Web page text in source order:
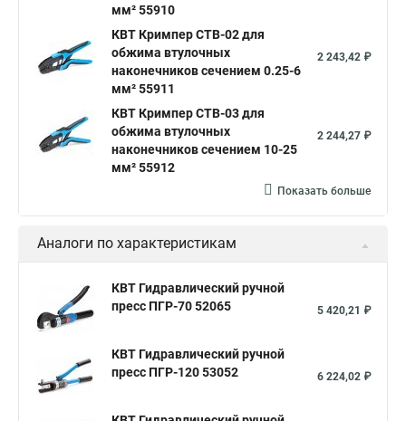
мм² 55910
КВТ Кримпер CTB-02 для
обжима втулочных
наконечников сечением 0.25-6
мм² 55911
2 243,42 ₽
КВТ Кримпер CTB-03 для
обжима втулочных
наконечников сечением 10-25
мм² 55912
2 244,27 ₽
Показать больше
Аналоги по характеристикам
КВТ Гидравлический ручной
пресс ПГР-70 52065
5 420,21 ₽
КВТ Гидравлический ручной
пресс ПГР-120 53052
6 224,02 ₽